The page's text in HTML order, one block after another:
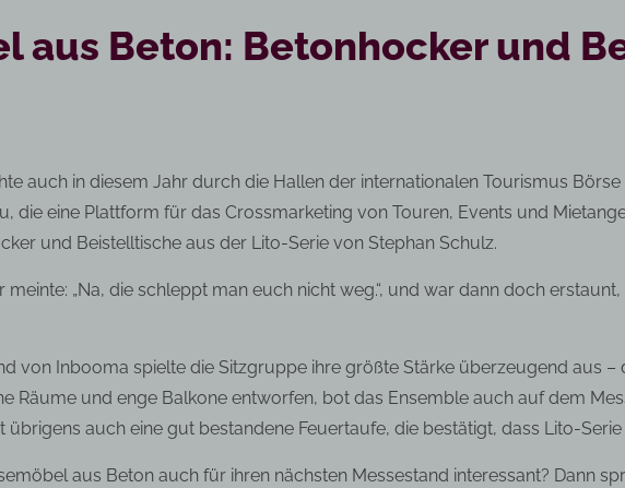
aus Beton: Betonhocker und
auch in diesem Jahr durch die Hallen der internationalen Tourismus
die eine Plattform für das Crossmarketing von Touren, Events und
und Beistelltische aus der Lito-Serie von Stephan Schulz.
„Na, die schleppt man euch nicht weg.“, und war dann doch
von Inbooma spielte die Sitzgruppe ihre größte Stärke überzeugend aus –
Räume und enge Balkone entworfen, bot das Ensemble auch auf dem
übrigens auch eine gut bestandene Feuertaufe, die bestätigt, dass Lito-
aus Beton auch für ihren nächsten Messestand interessant? Dann